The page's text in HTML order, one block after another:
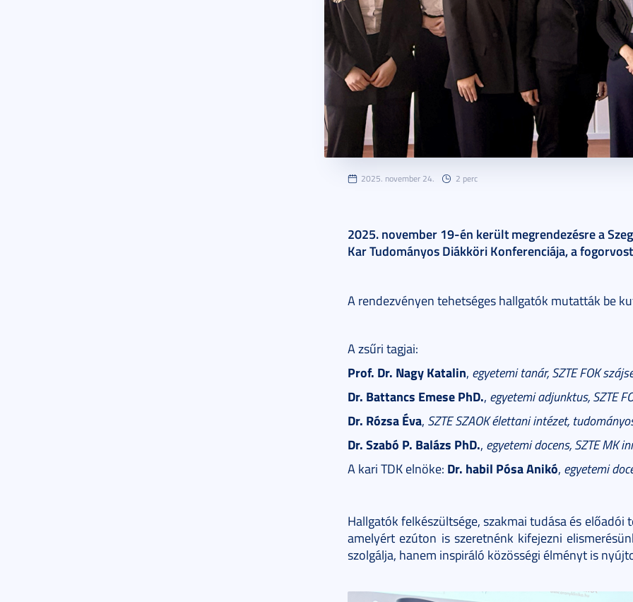
2025. november 24. 2 perc
2025. november 19-én került megrendezésre a
Kar Tudományos Diákköri Konferenciája, a
A rendezvényen tehetséges hallgatók mutatták be
A zsűri tagjai:
Prof. Dr. Nagy Katalin, egyetemi tanár, SZTE FOK
Dr. Battancs Emese PhD., egyetemi adjunktus, SZTE
Dr. Rózsa Éva, SZTE SZAOK élettani intézet,
Dr. Szabó P. Balázs PhD., egyetemi docens, SZTE MK
A kari TDK elnöke: Dr. habil Pósa Anikó, egyetemi
Hallgatók felkészültsége, szakmai tudása és
amelyért ezúton is szeretnénk kifejezni
szolgálja, hanem inspiráló közösségi élményt is